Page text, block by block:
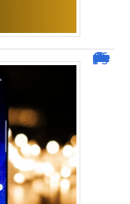
Comment récupérer un document dans le presse papier Samsung ?